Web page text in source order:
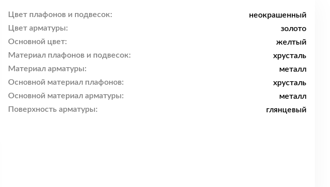
Цвет плафонов и подвесок:
неокрашенный
Цвет арматуры:
золото
Основной цвет:
желтый
Материал плафонов и подвесок:
хрусталь
Материал арматуры:
металл
Основной материал плафонов:
хрусталь
Основной материал арматуры:
металл
Поверхность арматуры:
глянцевый